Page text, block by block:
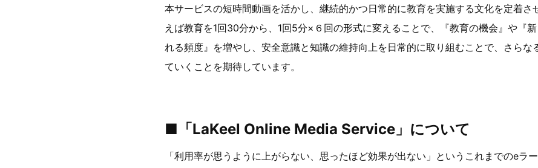
本サービスの短時間動画を活かし、継続的かつ日常的に教育を実施する文化を定着さ
えば教育を1回30分から、1回5分×６回の形式に変えることで、『教育の機会』や『
れる頻度』を増やし、安全意識と知識の維持向上を日常的に取り組むことで、さらな
ていくことを期待しています。
■「LaKeel Online Media Service」について
「利用率が思うように上がらない、思ったほど効果が出ない」というこれまでのeラ